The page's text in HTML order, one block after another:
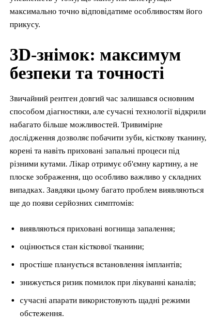
максимально точно відповідатиме особливостям його
прикусу.
3D-знімок: максимум
безпеки та точності
Звичайний рентген довгий час залишався основним
способом діагностики, але сучасні технології відкрили
набагато більше можливостей. Тривимірне
дослідження дозволяє побачити зуби, кісткову тканину,
корені та навіть приховані запальні процеси під
різними кутами. Лікар отримує об'ємну картину, а не
плоске зображення, що особливо важливо у складних
випадках. Завдяки цьому багато проблем виявляються
ще до появи серйозних симптомів:
виявляються приховані вогнища запалення;
оцінюється стан кісткової тканини;
простіше планується встановлення імплантів;
знижується ризик помилок при лікуванні каналів;
сучасні апарати використовують щадні режими
обстеження.